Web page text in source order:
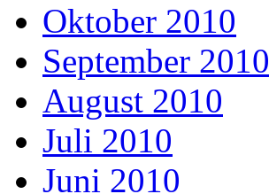
Oktober 2010
September 2010
August 2010
Juli 2010
Juni 2010